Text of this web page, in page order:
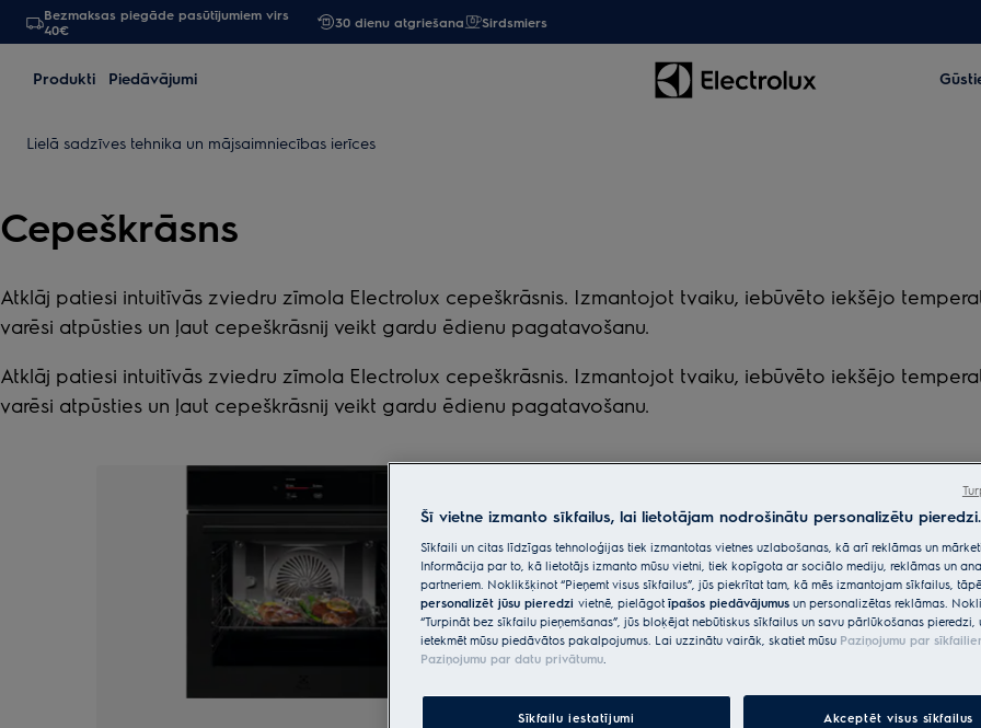
Bezmaksas piegāde pasūtījumiem virs
40€
30 dienu atgriešana Sirdsmiers
Produkti Piedāvājumi
Lielā sadzīves tehnika un mājsaimniecības ierīces
Cepeškrāsns
Atklāj patiesi intuitīvās zviedru zīmola Electrolux cepeškrāsnis. Izmantojot tvaiku, iebūvēto iekšējo
varēsi atpūsties un ļaut cepeškrāsnij veikt gardu ēdienu pagatavošanu.
Atklāj patiesi intuitīvās zviedru zīmola Electrolux cepeškrāsnis. Izmantojot tvaiku, iebūvēto iekšējo
varēsi atpūsties un ļaut cepeškrāsnij veikt gardu ēdienu pagatavošanu.
Šī vietne izmanto sīkfailus, lai lietotājam nodrošinātu personalizētu pieredzi.
Sīkfaili un citas līdzīgas tehnoloģijas tiek izmantotas vietnes uzlabošanas, kā arī reklāmas un
Informācija par to, kā lietotājs izmanto mūsu vietni, tiek kopīgota ar sociālo mediju, reklāmas un
partneriem. Noklikšķinot “Pieņemt visus sīkfailus”, jūs piekrītat tam, kā mēs izmantojam sīkfailus,
personalizēt jūsu pieredzi vietnē, pielāgot īpašos piedāvājumus un personalizētas reklāmas.
“Turpināt bez sīkfailu pieņemšanas”, jūs bloķējat nebūtiskus sīkfailus un savu pārlūkošanas pieredzi,
ietekmēt mūsu piedāvātos pakalpojumus. Lai uzzinātu vairāk, skatiet mūsu Paziņojumu par
Paziņojumu par datu privātumu.
Sīkfailu iestatījumi Akceptēt visus sīkfailus